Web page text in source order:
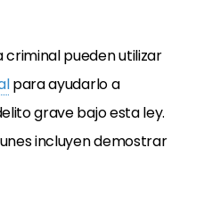
criminal pueden utilizar
para ayudarlo a
grave bajo esta ley.
incluyen demostrar